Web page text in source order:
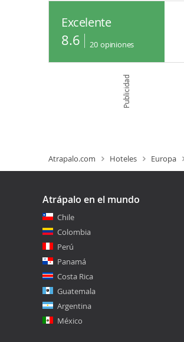
Excelente
8.6 20 opiniones
Publicidad
Atrapalo.com Hoteles Europa
Atrápalo en el mundo
Chile
Colombia
Perú
Panamá
Costa Rica
Guatemala
Argentina
México